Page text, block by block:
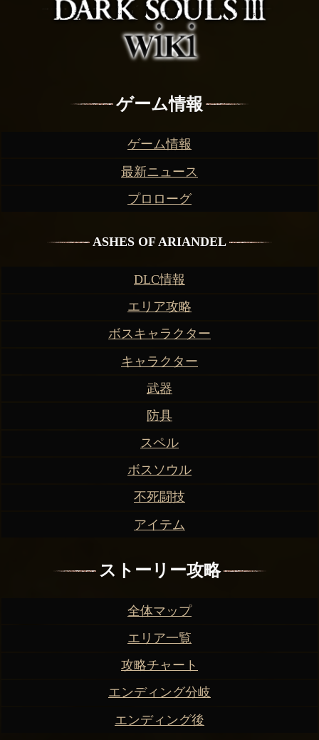
ゲーム情報
ゲーム情報
最新ニュース
プロローグ
ASHES OF ARIANDEL
DLC情報
エリア攻略
ボスキャラクター
キャラクター
武器
防具
スペル
ボスソウル
不死闘技
アイテム
ストーリー攻略
全体マップ
エリア一覧
攻略チャート
エンディング分岐
エンディング後